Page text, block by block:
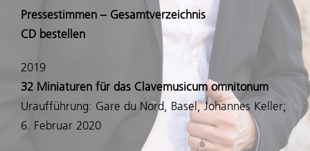
Unterricht
Pressestimmen – Gesamtverzeichnis
CD bestellen
2019
32 Miniaturen für das Clavemusicum omnitonum
Uraufführung: Gare du Nord, Basel, Johannes Keller;
6. Februar 2020